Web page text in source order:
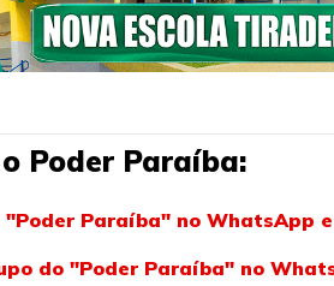
Poder Paraíba:
"Poder Paraíba" no WhatsApp
do "Poder Paraíba" no